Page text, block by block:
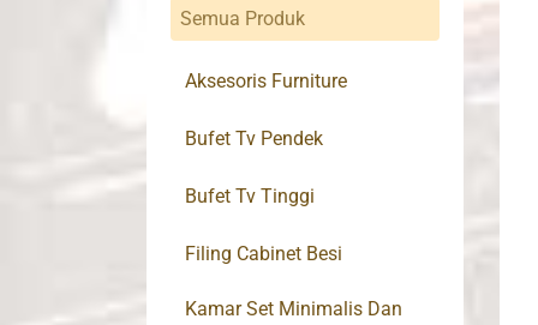
Semua Produk
Aksesoris Furniture
Bufet Tv Pendek
Bufet Tv Tinggi
Filing Cabinet Besi
Kamar Set Minimalis Dan